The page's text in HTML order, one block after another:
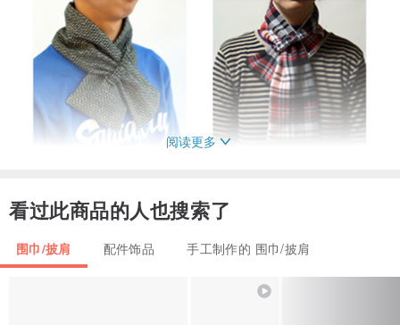
阅读更多
看过此商品的人也搜索了
围巾/披肩 配件饰品 手工制作的 围巾/披肩